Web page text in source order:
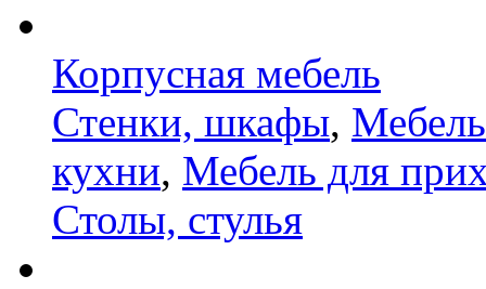
Корпусная мебель
Стенки, шкафы,
кухни, Мебель для
Столы, стулья